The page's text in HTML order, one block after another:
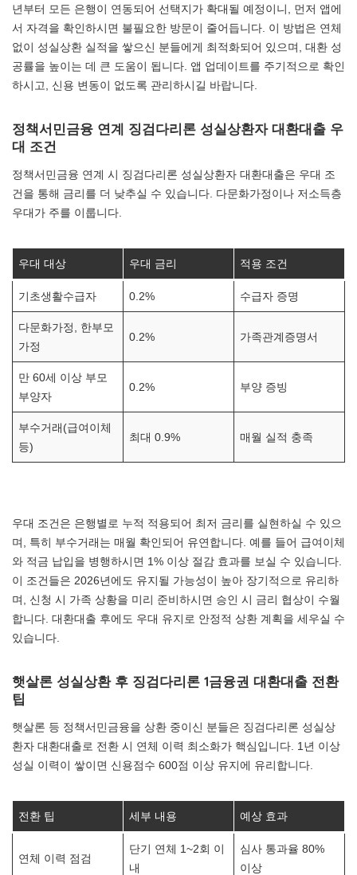
년부터 모든 은행이 연동되어 선택지가 확대될 예정이니, 먼저 앱에
서 자격을 확인하시면 불필요한 방문이 줄어듭니다. 이 방법은 연체
없이 성실상환 실적을 쌓으신 분들에게 최적화되어 있으며, 대환 성
공률을 높이는 데 큰 도움이 됩니다. 앱 업데이트를 주기적으로 확인
하시고, 신용 변동이 없도록 관리하시길 바랍니다.
정책서민금융 연계 징검다리론 성실상환자 대환대출 우
대 조건
정책서민금융 연계 시 징검다리론 성실상환자 대환대출은 우대 조
건을 통해 금리를 더 낮추실 수 있습니다. 다문화가정이나 저소득층
우대가 주를 이룹니다.
우대 대상 우대 금리 적용 조건
기초생활수급자 0.2% 수급자 증명
다문화가정, 한부모
가정
0.2% 가족관계증명서
만 60세 이상 부모
부양자
0.2% 부양 증빙
부수거래(급여이체
등)
최대 0.9% 매월 실적 충족
우대 조건은 은행별로 누적 적용되어 최저 금리를 실현하실 수 있으
며, 특히 부수거래는 매월 확인되어 유연합니다. 예를 들어 급여이체
와 적금 납입을 병행하시면 1% 이상 절감 효과를 보실 수 있습니다.
이 조건들은 2026년에도 유지될 가능성이 높아 장기적으로 유리하
며, 신청 시 가족 상황을 미리 준비하시면 승인 시 금리 협상이 수월
합니다. 대환대출 후에도 우대 유지로 안정적 상환 계획을 세우실 수
있습니다.
햇살론 성실상환 후 징검다리론 1금융권 대환대출 전환
팁
햇살론 등 정책서민금융을 상환 중이신 분들은 징검다리론 성실상
환자 대환대출로 전환 시 연체 이력 최소화가 핵심입니다. 1년 이상
성실 이력이 쌓이면 신용점수 600점 이상 유지에 유리합니다.
전환 팁 세부 내용 예상 효과
연체 이력 점검
단기 연체 1~2회 이
내
심사 통과율 80%
이상